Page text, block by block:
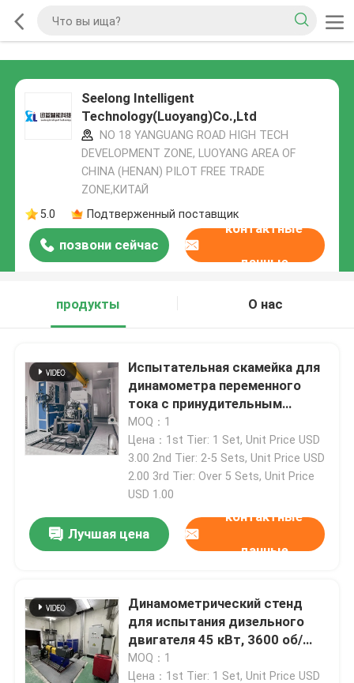
Seelong Intelligent
Technology(Luoyang)Co.,Ltd
NO 18 YANGUANG ROAD HIGH TECH
DEVELOPMENT ZONE, LUOYANG AREA OF
CHINA (HENAN) PILOT FREE TRADE
ZONE,КИТАЙ
5.0
Подтверженный поставщик
позвони сейчас
контактные
данные
продукты О нас
Испытательная скамейка для
динамометра переменного
тока с принудительным
охлаждением
MOQ：1
Цена：1st Tier: 1 Set, Unit Price USD
3.00 2nd Tier: 2-5 Sets, Unit Price USD
2.00 3rd Tier: Over 5 Sets, Unit Price
USD 1.00
Лучшая цена
контактные
данные
Динамометрический стенд
для испытания дизельного
двигателя 45 кВт, 3600 об/
мин, точность 0,05%FS
MOQ：1
Цена：1st Tier: 1 Set, Unit Price USD